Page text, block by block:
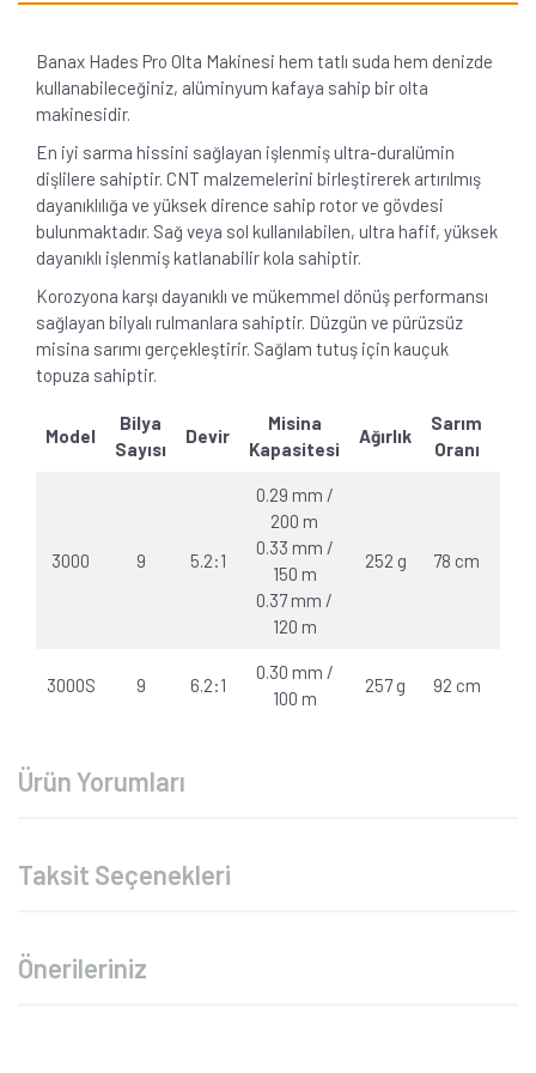
Banax Hades Pro Olta Makinesi hem tatlı suda hem denizde
kullanabileceğiniz, alüminyum kafaya sahip bir olta
makinesidir.
En iyi sarma hissini sağlayan işlenmiş ultra-duralümin
dişlilere sahiptir. CNT malzemelerini birleştirerek artırılmış
dayanıklılığa ve yüksek dirence sahip rotor ve gövdesi
bulunmaktadır. Sağ veya sol kullanılabilen, ultra hafif, yüksek
dayanıklı işlenmiş katlanabilir kola sahiptir.
Korozyona karşı dayanıklı ve mükemmel dönüş performansı
sağlayan bilyalı rulmanlara sahiptir. Düzgün ve pürüzsüz
misina sarımı gerçekleştirir. Sağlam tutuş için kauçuk
topuza sahiptir.
Model
Bilya
Sayısı
Devir
Misina
Kapasitesi
Ağırlık
Sarım
Oranı
3000 9 5.2:1
0.29 mm /
200 m
0.33 mm /
150 m
0.37 mm /
120 m
252 g 78 cm
3000S 9 6.2:1
0.30 mm /
100 m
257 g 92 cm
Ürün Yorumları
Taksit Seçenekleri
Önerileriniz